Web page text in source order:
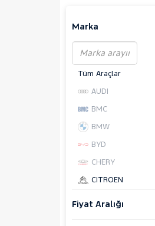
Marka
Tüm Araçlar
AUDI
BMC
BMW
BYD
CHERY
CITROEN
Fiyat Aralığı